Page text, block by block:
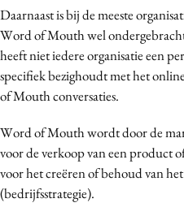
Interne communicatie
Martech
Media
Merkstrategie
PR
Programmatic
Purpose Marketing
Reputatie & crisis
Daarnaast is bij de meeste
Word of Mouth wel
heeft niet iedere organisatie een
specifiek bezighoudt met het
of Mouth conversaties.
Word of Mouth wordt door de
voor de verkoop van een product
voor het creëren of behoud van
(bedrijfsstrategie).